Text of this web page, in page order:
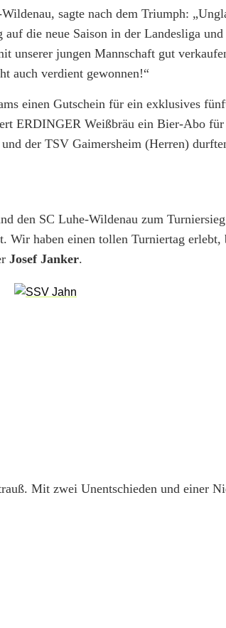
sagte nach dem Triumph:
die neue Saison in der Landesliga
unserer jungen Mannschaft gut
auch verdient gewonnen!“
einen Gutschein für ein exklusives
ERDINGER Weißbräu ein Bier-Abo
der TSV Gaimersheim (Herren)
den SC Luhe-Wildenau zum
Wir haben einen tollen Turniertag
Josef Janker.
Mit zwei Unentschieden und einer